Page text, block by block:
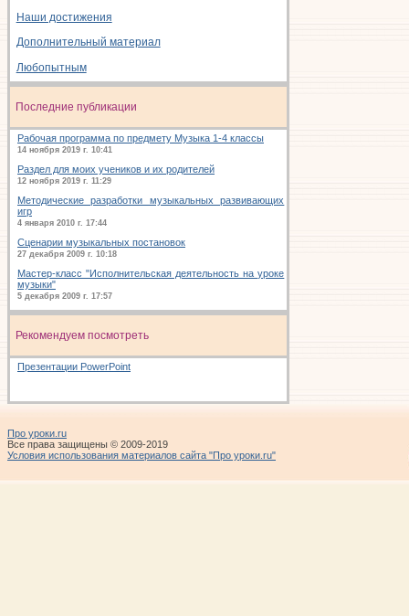
Наши достижения
Дополнительный материал
Любопытным
Последние публикации
Рабочая программа по предмету Музыка 1-4 классы
14 ноября 2019 г. 10:41
Раздел для моих учеников и их родителей
12 ноября 2019 г. 11:29
Методические разработки музыкальных развивающих
игр
4 января 2010 г. 17:44
Сценарии музыкальных постановок
27 декабря 2009 г. 10:18
Мастер-класс "Исполнительская деятельность на уроке
музыки"
5 декабря 2009 г. 17:57
Рекомендуем посмотреть
Презентации PowerPoint
Про уроки.ru
Все права защищены © 2009-2019
Условия использования материалов сайта "Про уроки.ru"